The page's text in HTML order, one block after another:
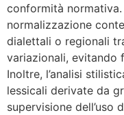
conformità
normalizzazione
dialettali o regionali
variazionali, evitando
Inoltre, l’analisi
lessicali derivate da
supervisione